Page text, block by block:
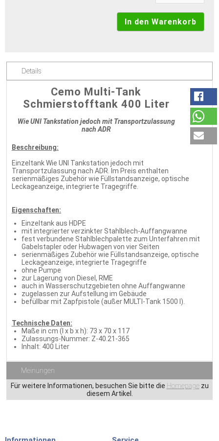
Details
Cemo Multi-Tank
Schmierstofftank 400 Liter
Wie UNI Tankstation jedoch mit Transportzulassung
nach ADR
Beschreibung:
Einzeltank Wie UNI Tankstation jedoch mit
Transportzulassung nach ADR. Im Preis enthalten
serienmäßiges Zubehör wie Füllstandsanzeige, optische
Leckageanzeige, integrierte Tragegriffe.
Eigenschaften:
Einzeltank aus HDPE
mit integrierter verzinkter Stahlblech-Auffangwanne
fest verbundene Stahlblechpalette zum Unterfahren mit
Gabelstapler oder Hubwagen von vier Seiten
serienmäßiges Zubehör wie Füllstandsanzeige, optische
Leckageanzeige, integrierte Tragegriffe
ohne Pumpe
zur Lagerung von Diesel, RME
auch in Wasserschutzgebieten ohne Auffangwanne
zugelassen zur Aufstellung im Gebäude
befüllbar mit Zapfpistole (außer MULTI-Tank 1500 l).
Technische Daten:
Maße in cm (l x b x h): 73 x 70 x 117
Zulassungs-Nummer: Z-40.21-365
Inhalt: 400 Liter
Meinungen
Für weitere Informationen, besuchen Sie bitte die Homepagezu
diesem Artikel.